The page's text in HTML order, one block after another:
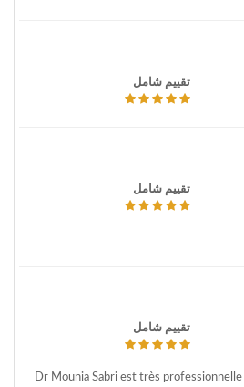
تقييم شامل
تقييم شامل
تقييم شامل
Dr Mounia Sabri est très